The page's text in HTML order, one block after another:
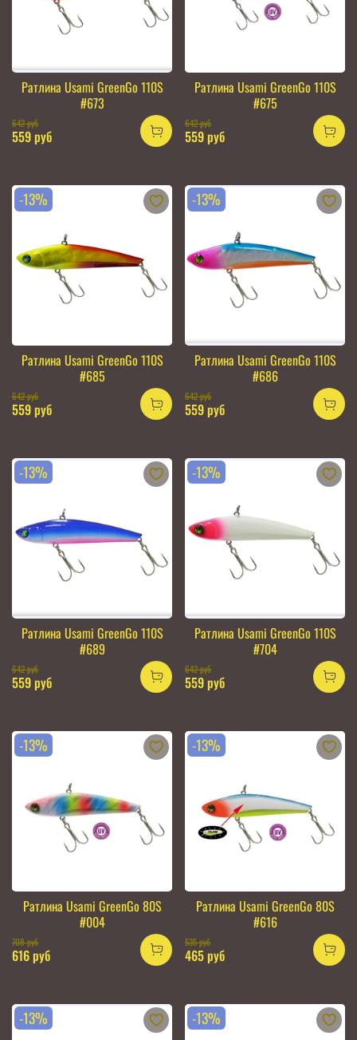
Ратлина Usami GreenGo 110S
#673
642 руб
559 руб
Ратлина Usami GreenGo 110S
#675
642 руб
559 руб
-13%
Ратлина Usami GreenGo 110S
#685
642 руб
559 руб
-13%
Ратлина Usami GreenGo 110S
#686
642 руб
559 руб
-13%
Ратлина Usami GreenGo 110S
#689
642 руб
559 руб
-13%
Ратлина Usami GreenGo 110S
#704
642 руб
559 руб
-13%
Ратлина Usami GreenGo 80S
#004
708 руб
616 руб
-13%
Ратлина Usami GreenGo 80S
#616
535 руб
465 руб
-13% -13%